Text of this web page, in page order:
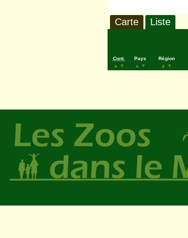
Carte Liste
Cont.
▲
▼
Pays
▲
▼
Région
▲
▼